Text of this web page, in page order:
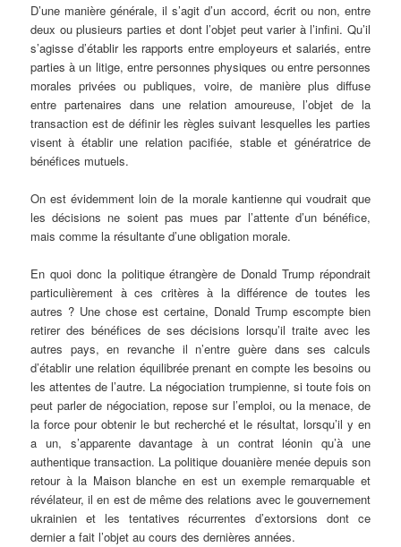
D’une manière générale, il s’agit d’un accord, écrit ou non, entre
deux ou plusieurs parties et dont l’objet peut varier à l’infini. Qu’il
s’agisse d’établir les rapports entre employeurs et salariés, entre
parties à un litige, entre personnes physiques ou entre personnes
morales privées ou publiques, voire, de manière plus diffuse
entre partenaires dans une relation amoureuse, l’objet de la
transaction est de définir les règles suivant lesquelles les parties
visent à établir une relation pacifiée, stable et génératrice de
bénéfices mutuels.
On est évidemment loin de la morale kantienne qui voudrait que
les décisions ne soient pas mues par l’attente d’un bénéfice,
mais comme la résultante d’une obligation morale.
En quoi donc la politique étrangère de Donald Trump répondrait
particulièrement à ces critères à la différence de toutes les
autres ? Une chose est certaine, Donald Trump escompte bien
retirer des bénéfices de ses décisions lorsqu’il traite avec les
autres pays, en revanche il n’entre guère dans ses calculs
d’établir une relation équilibrée prenant en compte les besoins ou
les attentes de l’autre. La négociation trumpienne, si toute fois on
peut parler de négociation, repose sur l’emploi, ou la menace, de
la force pour obtenir le but recherché et le résultat, lorsqu’il y en
a un, s’apparente davantage à un contrat léonin qu’à une
authentique transaction. La politique douanière menée depuis son
retour à la Maison blanche en est un exemple remarquable et
révélateur, il en est de même des relations avec le gouvernement
ukrainien et les tentatives récurrentes d’extorsions dont ce
dernier a fait l’objet au cours des dernières années.